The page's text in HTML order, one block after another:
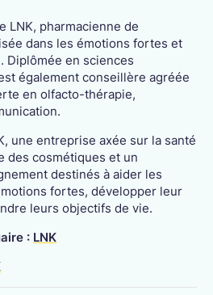
LNK, pharmacienne de
dans les émotions fortes et
Diplômée en sciences
également conseillère agréée
en olfacto-thérapie,
une entreprise axée sur la santé
des cosmétiques et un
destinés à aider les
fortes, développer leur
leurs objectifs de vie.
: LNK